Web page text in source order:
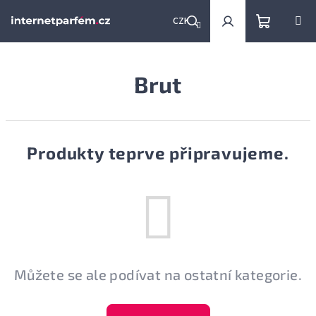
CZK
Hledat PřihlášeníNákupní
Brut
Produkty teprve připravujeme.
Můžete se ale podívat na ostatní kategorie.